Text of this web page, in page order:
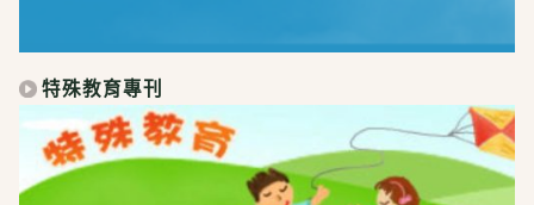
特殊教育專刊